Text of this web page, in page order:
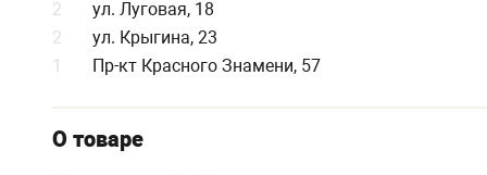
2
ул. Луговая, 18
2
ул. Крыгина, 23
1
Пр-кт Красного Знамени, 57
О товаре